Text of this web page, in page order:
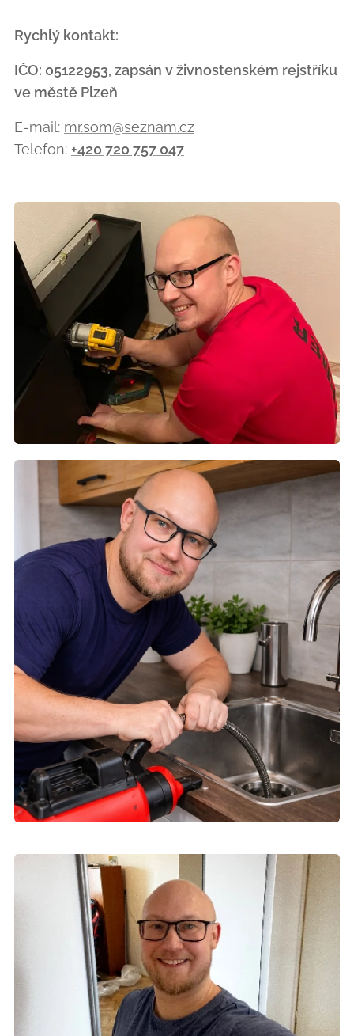
Rychlý kontakt:
IČO: 05122953, zapsán v živnostenském rejstříku
ve městě Plzeň
E-mail: mr.som@seznam.cz
Telefon: +420 720 757 047